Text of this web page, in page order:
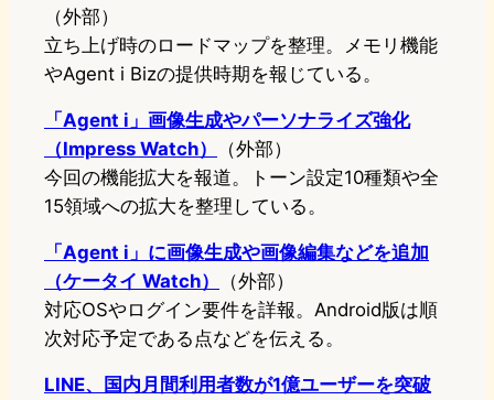
（外部）
立ち上げ時のロードマップを整理。メモリ機能
やAgent i Bizの提供時期を報じている。
「Agent i」画像生成やパーソナライズ強化
（Impress Watch）
（外部）
今回の機能拡大を報道。トーン設定10種類や全
15領域への拡大を整理している。
「Agent i」に画像生成や画像編集などを追加
（ケータイ Watch）
（外部）
対応OSやログイン要件を詳報。Android版は順
次対応予定である点などを伝える。
LINE、国内月間利用者数が1億ユーザーを突破